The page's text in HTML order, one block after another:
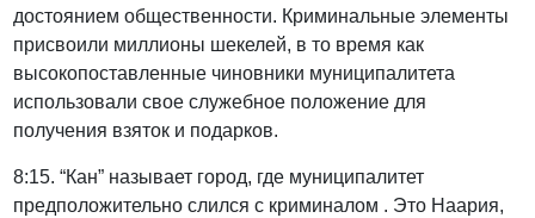
достоянием общественности. Криминальные элементы
присвоили миллионы шекелей, в то время как
высокопоставленные чиновники муниципалитета
использовали свое служебное положение для
получения взяток и подарков.
8:15. “Кан” называет город, где муниципалитет
предположительно слился с криминалом . Это Наария,